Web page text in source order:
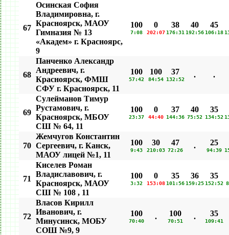
67
Осинская София
Владимировна, г.
Красноярск, МАОУ
Гимназия № 13
«Академ» г. Красноярс,
9
100
7:08
0
202:07
38
176:31
40
192:56
45
106:18
68
Панченко Александр
Андреевич, г.
Красноярск, ФМШ
СФУ г. Красноярск, 11
100
57:42
100
84:54
37
132:52
. .
69
Сулейманов Тимур
Рустамович, г.
Красноярск, МБОУ
СШ № 64, 11
100
23:37
0
44:40
37
144:36
40
75:52
35
134:52
70
Жемчугов Константин
Сергеевич, г. Канск,
МАОУ лицей №1, 11
100
9:43
30
210:03
47
72:26
. 25
94:39
71
Киселев Роман
Владиславович, г.
Красноярск, МАОУ
СШ № 108 , 11
100
3:32
0
153:08
35
101:56
36
159:25
35
152:52
72
Власов Кирилл
Иванович, г.
Минусинск, МОБУ
СОШ №9, 9
100
70:40
. 100
70:51
. 35
109:41